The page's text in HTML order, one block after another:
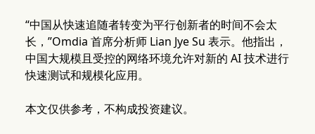
“中国从快速追随者转变为平行创新者的时间不会太
长，”Omdia 首席分析师 Lian Jye Su 表示。他指出，
中国大规模且受控的网络环境允许对新的 AI 技术进行
快速测试和规模化应用。
本文仅供参考，不构成投资建议。